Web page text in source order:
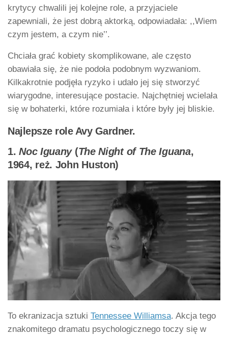
krytycy chwalili jej kolejne role, a przyjaciele
zapewniali, że jest dobrą aktorką, odpowiadała: ,,Wiem
czym jestem, a czym nie’’.
Chciała grać kobiety skomplikowane, ale często
obawiała się, że nie podoła podobnym wyzwaniom.
Kilkakrotnie podjęła ryzyko i udało jej się stworzyć
wiarygodne, interesujące postacie. Najchętniej wcielała
się w bohaterki, które rozumiała i które były jej bliskie.
Najlepsze role Avy Gardner.
1.Noc Iguany(The Night of The Iguana,
1964, reż. John Huston)
To ekranizacja sztuki Tennessee Williamsa. Akcja tego
znakomitego dramatu psychologicznego toczy się w